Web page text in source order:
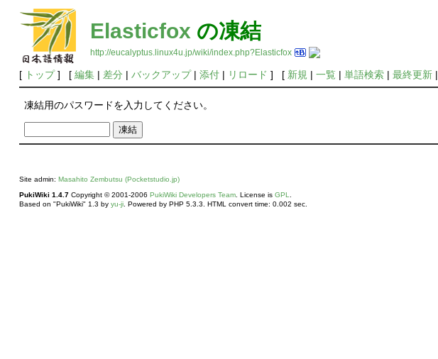
Elasticfox の凍結
http://eucalyptus.linux4u.jp/wiki/index.php?Elasticfox
[ トップ] [ 編集| 差分 | バックアップ| 添付| リロード ] [ 新規 | 一覧 | 単語検索| 最終更新|
凍結用のパスワードを入力してください。
Site admin: Masahito Zembutsu (Pocketstudio.jp)
PukiWiki 1.4.7Copyright © 2001-2006 PukiWiki Developers Team. License is GPL.
Based on "PukiWiki" 1.3 by yu-ji. Powered by PHP 5.3.3. HTML convert time: 0.002 sec.